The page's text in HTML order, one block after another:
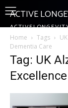
ACTIVE
Home Tags
Dementia Care
Tag: UK